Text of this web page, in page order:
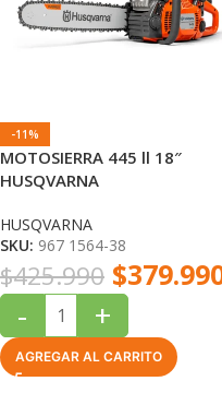
-11%
MOTOSIERRA 445 ll 18″
HUSQVARNA
HUSQVARNA
SKU: 967 1564-38
$425.990 $
- +
AGREGAR AL CARRITO